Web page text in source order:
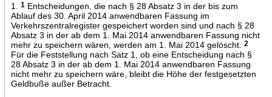
1.
1Entscheidungen, die nach § 28 Absatz 3 in der bis zum
Ablauf des 30. April 2014 anwendbaren Fassung im
Verkehrszentralregister gespeichert worden sind und nach § 28
Absatz 3 in der ab dem 1. Mai 2014 anwendbaren Fassung nicht
mehr zu speichern wären, werden am 1. Mai 2014 gelöscht.
2
Für die Feststellung nach Satz 1, ob eine Entscheidung nach §
28 Absatz 3 in der ab dem 1. Mai 2014 anwendbaren Fassung
nicht mehr zu speichern wäre, bleibt die Höhe der festgesetzten
Geldbuße außer Betracht.